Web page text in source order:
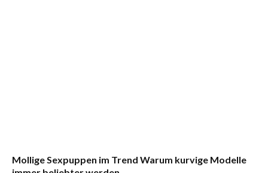
Mollige Sexpuppen im Trend Warum kurvige Modelle